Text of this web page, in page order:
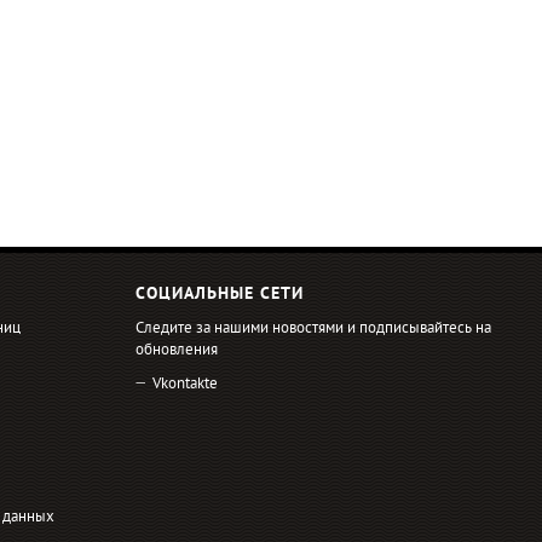
данных
СОЦИАЛЬНЫЕ СЕТИ
Следите за нашими новостями и подписывайтесь на
обновления
Vkontakte